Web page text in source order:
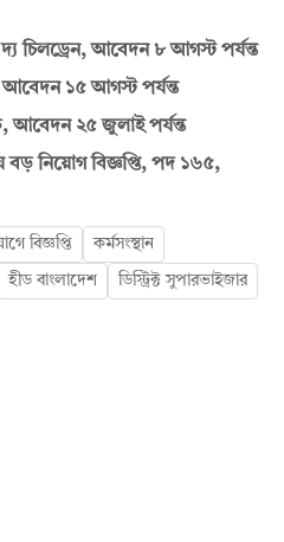
চিলড্রেন, আবেদন ৮ আগস্ট পর্যন্ত
আবেদন ১৫ আগস্ট পর্যন্ত
আবেদন ২৫ জুলাই পর্যন্ত
বড় নিয়োগ বিজ্ঞপ্তি, পদ ১৬৫,
বিজ্ঞপ্তি কর্মসংস্থান
হীড বাংলাদেশ ডিস্ট্রিক্ট সুপারভাইজার